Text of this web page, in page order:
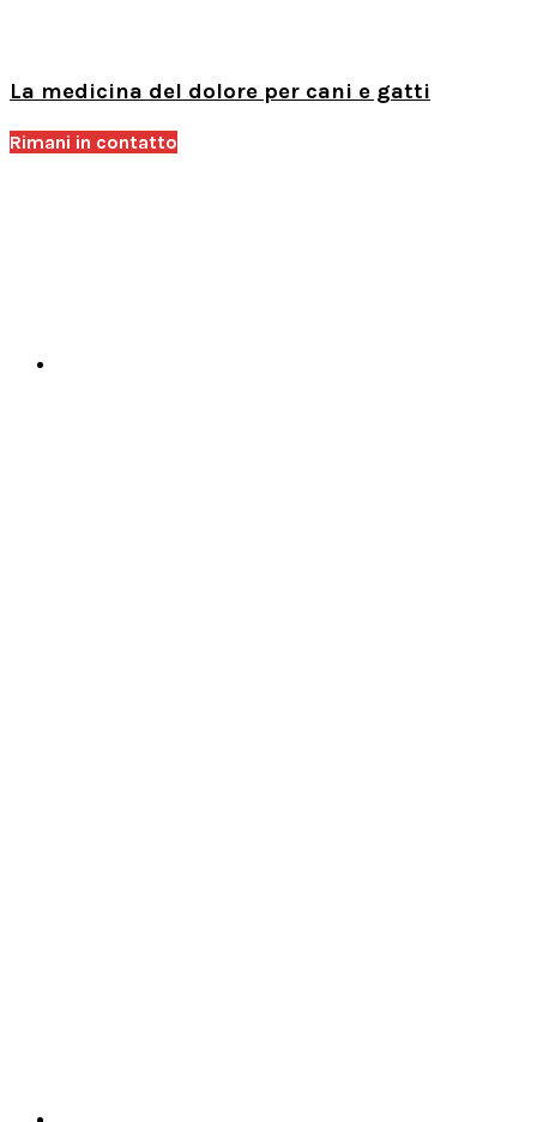
La medicina del dolore per cani e gatti
Rimani in contatto